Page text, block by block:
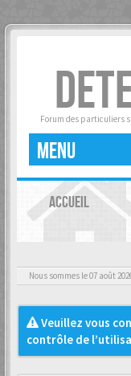
Forum des particuliers
MENU
ACCUEIL
Nous sommes le 07 août
Veuillez vous
contrôle de